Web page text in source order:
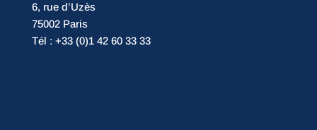
6, rue d’Uzès
75002 Paris
Tél : +33 (0)1 42 60 33 33